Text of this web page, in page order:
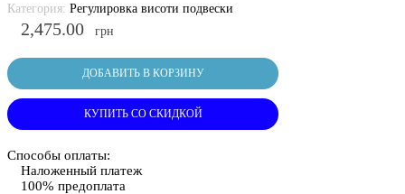
Категория: Регулировка висоти подвески
2,475.00 грн
ДОБАВИТЬ В КОРЗИНУ
КУПИТЬ СО СКИДКОЙ
Способы оплаты:
Наложенный платеж
100% предоплата